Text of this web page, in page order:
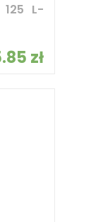
125 L-
zł